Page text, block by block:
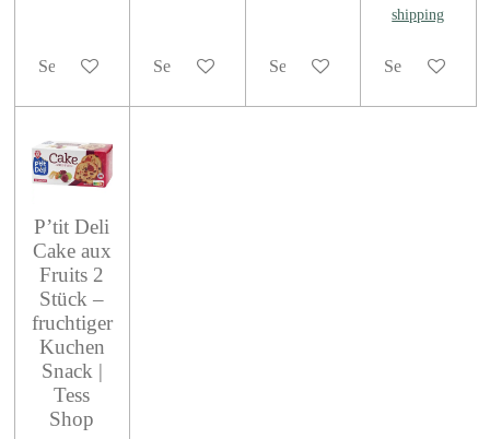
See details See details See details
shipping
See details
P’tit Deli
Cake aux
Fruits 2
Stück –
fruchtiger
Kuchen
Snack |
Tess
Shop